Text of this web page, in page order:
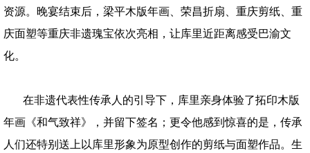
资源。晚宴结束后，梁平木版年画、荣昌折扇、重庆剪纸、重
庆面塑等重庆非遗瑰宝依次亮相，让库里近距离感受巴渝文
化。
在非遗代表性传承人的引导下，库里亲身体验了拓印木版
年画《和气致祥》，并留下签名；更令他感到惊喜的是，传承
人们还特别送上以库里形象为原型创作的剪纸与面塑作品。生